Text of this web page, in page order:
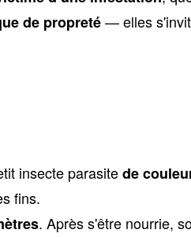
de propreté— elles
insecte parasitede
fins.
. Après s'être nourrie,